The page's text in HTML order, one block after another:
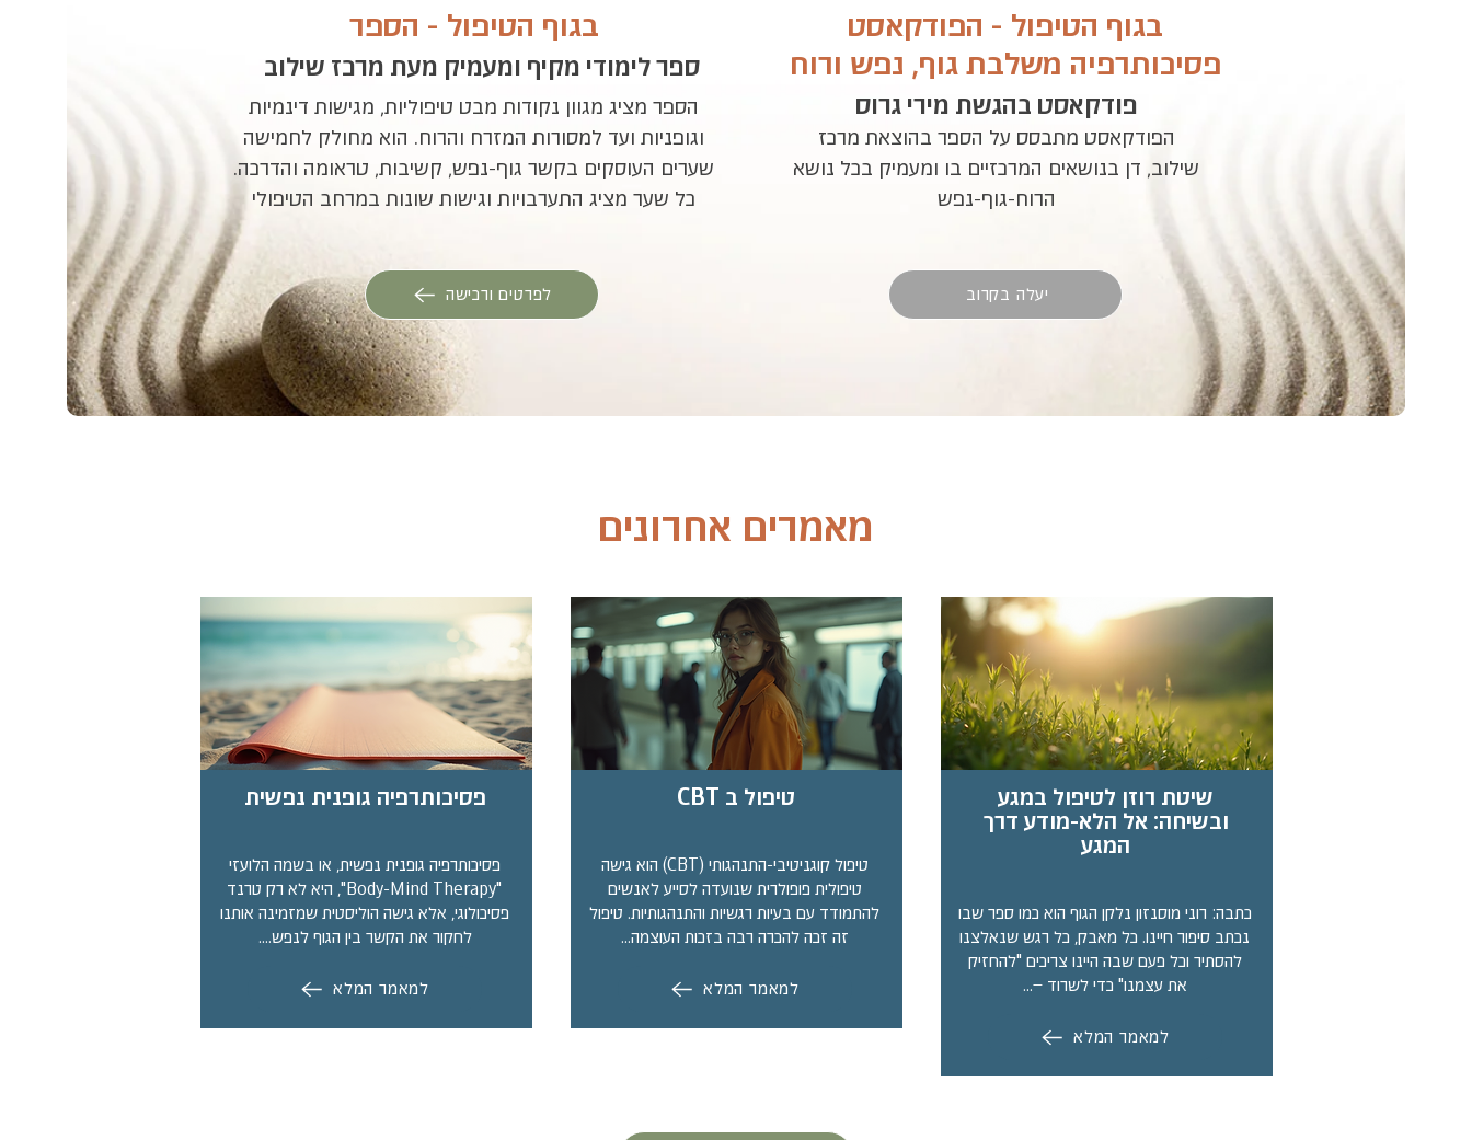
בגוף הטיפול - הספר
ספר לימודי מקיף ומעמיק מעת מרכז שילוב
הספר מציג מגוון נקודות מבט טיפוליות, מגישות דינמיות
וגופניות ועד למסורות המזרח והרוח. הוא מחולק לחמישה
שערים העוסקים בקשר גוף-נפש, קשיבות, טראומה והדרכה.
כל שער מציג התערבויות וגישות שונות במרחב הטיפולי
לפרטים ורכישה
בגוף הטיפול - הפודקאסט
פסיכותרפיה משלבת גוף, נפש ורוח
פודקאסט בהגשת מירי גרוס
הפודקאסט מתבסס על הספר בהוצאת מרכז
שילוב, דן בנושאים המרכזיים בו ומעמיק בכל נושא
הרוח-גוף-נפש
יעלה בקרוב
מאמרים אחרונים
שיטת רוזן לטיפול במגע
ובשיחה: אל הלא-מודע דרך
המגע
כתבה: רוני מוסנזון נלקן הגוף הוא כמו ספר שבו
נכתב סיפור חיינו. כל מאבק, כל רגש שנאלצנו
להסתיר וכל פעם שבה היינו צריכים "להחזיק
את עצמנו" כדי לשרוד –…
למאמר המלא
טיפול ב CBT
טיפול קוגניטיבי-התנהגותי (CBT) הוא גישה
טיפולית פופולרית שנועדה לסייע לאנשים
להתמודד עם בעיות רגשיות והתנהגותיות. טיפול
זה זכה להכרה רבה בזכות העוצמה…
למאמר המלא
פסיכותרפיה גופנית נפשית
פסיכותרפיה גופנית נפשית, או בשמה הלועזי
"Body-Mind Therapy", היא לא רק טרנד
פסיכולוגי, אלא גישה הוליסטית שמזמינה אותנו
לחקור את הקשר בין הגוף לנפש.…
למאמר המלא